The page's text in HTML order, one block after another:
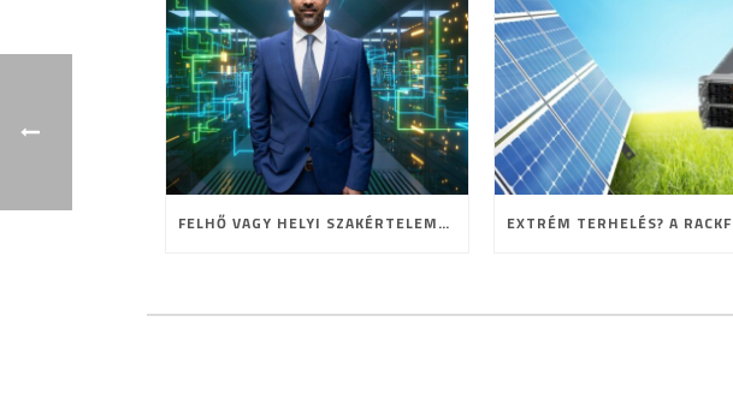
FELHŐ VAGY HELYI SZAKÉRTELEM? A HOSTING JELENE ÉS JÖVŐJE